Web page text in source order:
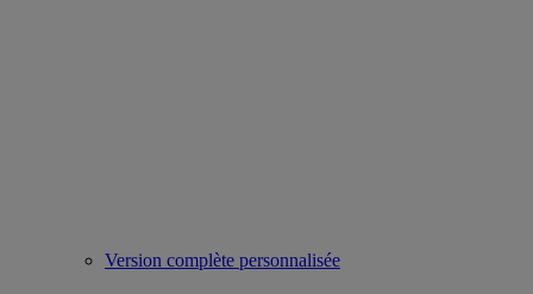
Version complète personnalisée